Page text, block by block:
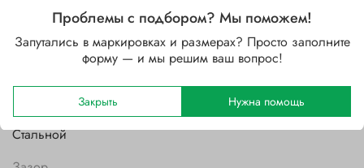
Наружный диаметр D, мм
Ширина B, мм
7
Сепаратор
Стальной
Проблемы с подбором? Мы поможем!
Запутались в маркировках и размерах? Просто заполните
форму — и мы решим ваш вопрос!
Закрыть Нужна помощь